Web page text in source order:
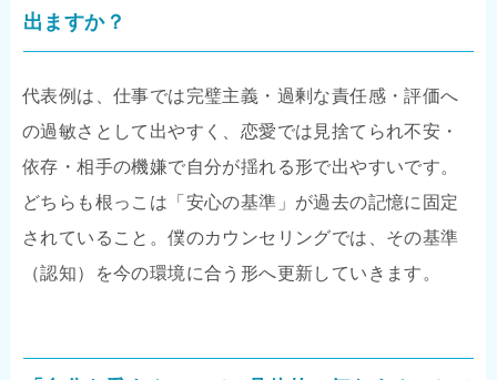
出ますか？
代表例は、仕事では完璧主義・過剰な責任感・評価へ
の過敏さとして出やすく、恋愛では見捨てられ不安・
依存・相手の機嫌で自分が揺れる形で出やすいです。
どちらも根っこは「安心の基準」が過去の記憶に固定
されていること。僕のカウンセリングでは、その基準
（認知）を今の環境に合う形へ更新していきます。